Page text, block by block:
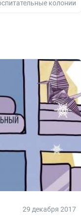
колонии
29 декабря 2017